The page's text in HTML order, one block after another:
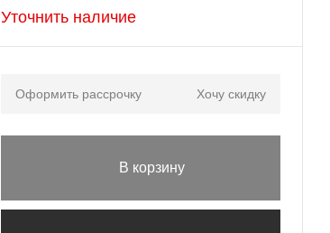
Уточнить наличие
Оформить рассрочку Хочу скидку
В корзину